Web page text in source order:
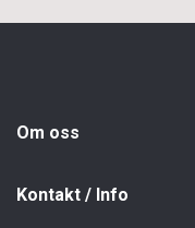
Om oss
Kontakt / Info